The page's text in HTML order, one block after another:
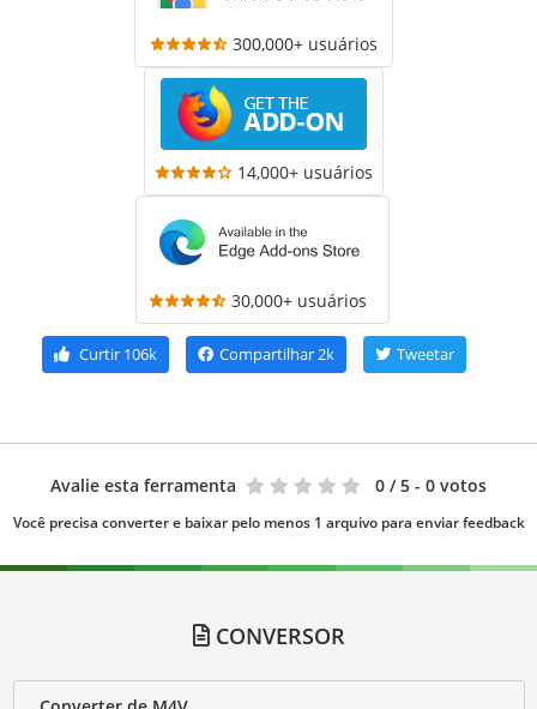
300,000+ usuários
14,000+ usuários
30,000+ usuários
Curtir 106k Compartilhar2k Tweetar
Avalie esta ferramenta 0 / 5 - 0 votos
Você precisa converter e baixar pelo menos 1 arquivo para enviar feedback
CONVERSOR